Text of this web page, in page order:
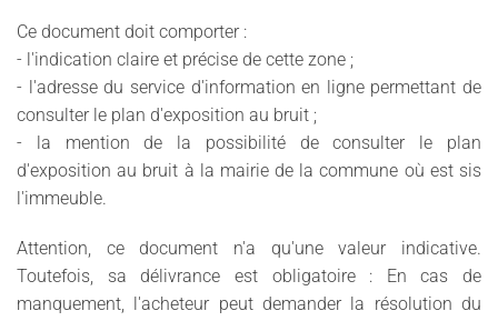
Ce document doit comporter :
- l'indication claire et précise de cette zone ;
- l'adresse du service d'information en ligne permettant de
consulter le plan d'exposition au bruit ;
- la mention de la possibilité de consulter le plan
d'exposition au bruit à la mairie de la commune où est sis
l'immeuble.
Attention, ce document n'a qu'une valeur indicative.
Toutefois, sa délivrance est obligatoire : En cas de
manquement, l'acheteur peut demander la résolution du